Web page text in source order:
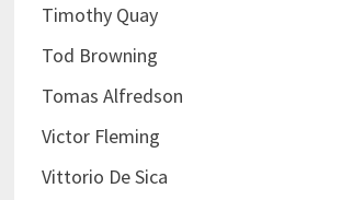
Timothy Quay
Tod Browning
Tomas Alfredson
Victor Fleming
Vittorio De Sica